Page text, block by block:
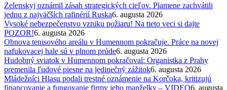
Zelenskyj oznámil zásah strategických cieľov. Plamene zachvátili
jednu z najväčších rafinérií Ruska6. augusta 2026
Vysoké nebezpečenstvo vzniku požiaru! Na tieto veci si dajte
POZOR!6. augusta 2026
Obnova tenisového areálu v Humennom pokračuje. Práce na novej
nafukovacej hale sú v plnom prúde6. augusta 2026
Hudobný sviatok v Humennom pokračoval: Organistka z Prahy
premenila ľudové piesne na jedinečný zážitok6. augusta 2026
Mládežníci Hlasu podali trestné oznámenie na Korčoka, kritizujú
financovanie a fungovanie firmy jeho manželky – VIDEO6. augusta